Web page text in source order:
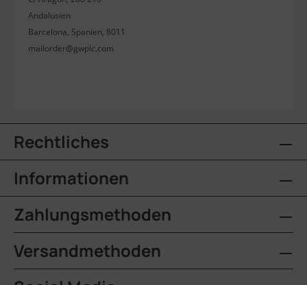
Andalusien
Barcelona, Spanien, 8011
mailorder@gwplc.com
Rechtliches
Informationen
Zahlungsmethoden
Versandmethoden